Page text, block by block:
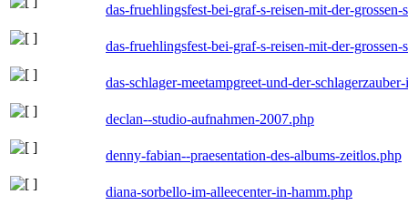
das-fruehlingsfest-bei-graf-s-reisen-mit-der-
das-fruehlingsfest-bei-graf-s-reisen-mit-der-
das-schlager-meetampgreet-und-der-
declan--studio-aufnahmen-2007.php
denny-fabian--praesentation-des-albums-zeitlos.php
diana-sorbello-im-alleecenter-in-hamm.php